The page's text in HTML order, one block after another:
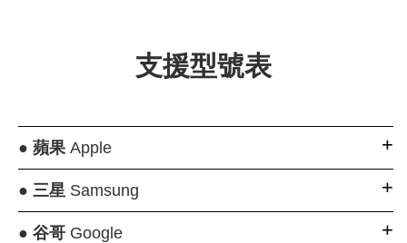
支援型號表
● 蘋果Apple
● 三星 Samsung
● 谷哥Google